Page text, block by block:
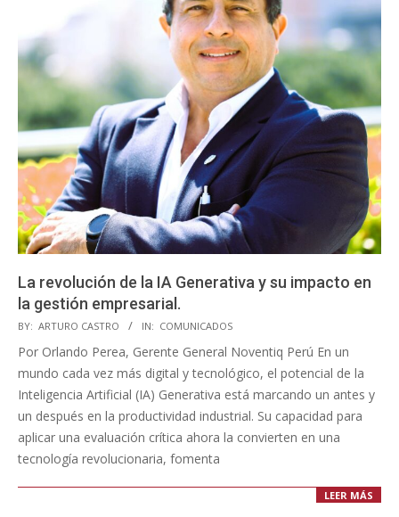
La revolución de la IA Generativa y su impacto en
la gestión empresarial.
2023-
10-
BY: ARTURO CASTRO IN: COMUNICADOS
Por Orlando Perea, Gerente General Noventiq Perú En un
mundo cada vez más digital y tecnológico, el potencial de la
Inteligencia Artificial (IA) Generativa está marcando un antes y
un después en la productividad industrial. Su capacidad para
aplicar una evaluación crítica ahora la convierten en una
tecnología revolucionaria, fomenta
LEER MÁS